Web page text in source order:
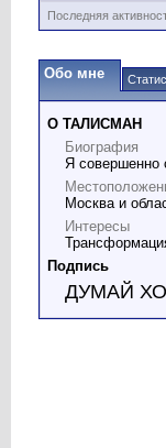
Последняя
Обо мне
О ТАЛИСМАН
Биография
Я совершенно
Москва и
Интересы
Подпись
ДУМАЙ